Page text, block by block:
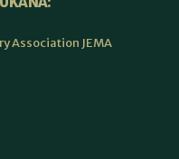
Association JEMA